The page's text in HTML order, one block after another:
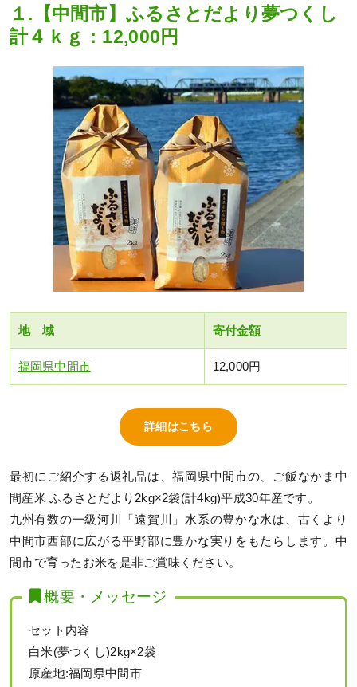
１.【中間市】ふるさとだより夢つくし
計４ｋｇ：12,000円
地 域 寄付金額
福岡県中間市 12,000円
詳細はこちら
最初にご紹介する返礼品は、福岡県中間市の、ご飯なかま中
間産米 ふるさとだより2kg×2袋(計4kg)平成30年産です。
九州有数の一級河川「遠賀川」水系の豊かな水は、古くより
中間市西部に広がる平野部に豊かな実りをもたらします。中
間市で育ったお米を是非ご賞味ください。
概要・メッセージ
セット内容
白米(夢つくし)2kg×2袋
原産地:福岡県中間市